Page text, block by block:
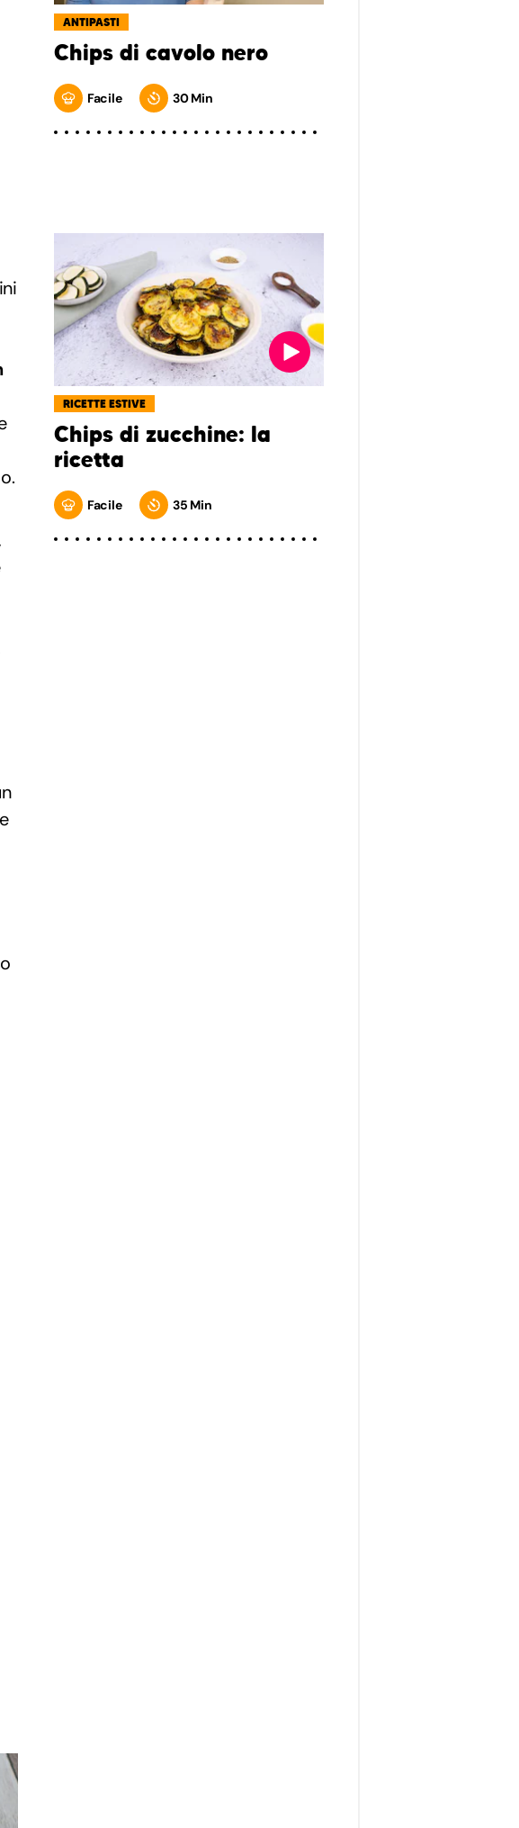
ANTIPASTI
Chips di cavolo nero
Facile 30 Min
RICETTE ESTIVE
Chips di zucchine: la
ricetta
Facile 35 Min